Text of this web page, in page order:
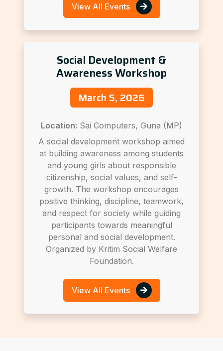
View All Events
Social Development &
Awareness Workshop
March 5, 2026
Location: Sai Computers, Guna (MP)
A social development workshop aimed
at building awareness among students
and young girls about responsible
citizenship, social values, and self-
growth. The workshop encourages
positive thinking, discipline, teamwork,
and respect for society while guiding
participants towards meaningful
personal and social development.
Organized by Kritim Social Welfare
Foundation.
View All Events